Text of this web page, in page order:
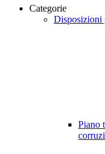
Categorie
Disposizioni
Piano